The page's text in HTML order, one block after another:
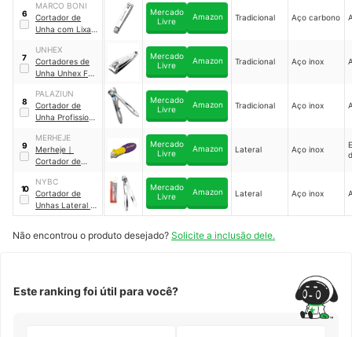
Resíduos｜1869
6
MARCO BONI
Cortador de
Unha com Lixa
Mercado
Livre
Amazon Tradicional Aço carbono
7
UNHEX
Cortadores de
Unha Unhex For
Mercado
Livre
Amazon Tradicional Aço inox
8
PALAZIUN
Cortador de
Unha Profissional
Mercado
Livre
Amazon Tradicional Aço inox
9
MERHEJE
Merheje ｜
Cortador de
20010172
Mercado
Livre
Amazon Lateral Aço inox
10
NYBC
Cortador de
Unhas Lateral
CUL-98
Mercado
Livre
Amazon Lateral Aço inox
Não encontrou o produto desejado? Solicite a inclusão dele.
Este ranking foi útil para você?